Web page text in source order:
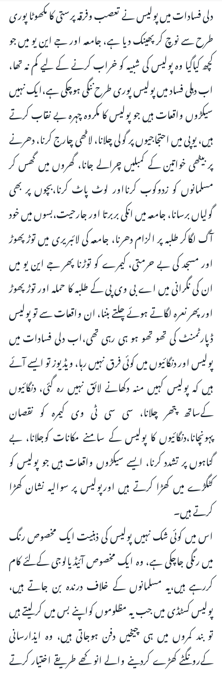
دلی فسادات میں پولیس نے تعصب وفرقہ پرستی کا مکھوٹا پوری
طرح سے نوچ کر پھینک دیا ہے، جامعہ اور جے این یو میں جو
کچھ کیاگیا وہ پولیس کی شبیہ کو خراب کرنے کے لیے کم نہ تھا،
اب دہلی فساد میں پولیس پوری طرح ننگی ہوچکی ہے،ایک نہیں
سیکڑوں واقعات ہیں جو پولیس کا مکروہ چہرہ بے نقاب کرتے
ہیں، یوپی میں احتجاجیوں پر گولی چلانا، لاٹھی چارج کرنا، دھرنے
پر بیٹھی خواتین کے کمبلیں چرالے جانا، گھروں میں گھس کر
مسلمانوں کو زدوکوب کرنااور لوٹ پاٹ کرنا،بچوں پر بھی
گولیاں برسانا، جامعہ میں انکی بربرتا اور جارحیت،بسوں میں خود
آگ لگاکر طلبہ پر الزام دھرنا، جامعہ کی لائبریری میں توڑ پھوڑ
اور مسجد کی بے حرمتی، کیمرے کو توڑنا پھر جے این یو میں
ان کی نگرانی میں اے بی وی پی کے طلبہ کا حملہ اور توڑ پھوڑ
اور پھر نعرہ لگاتے ہوئے چلتے بننا، ان واقعات سے تو پولیس
ڈپارٹمنٹ کی تھو تھو ہو ہی رہی تھی،اب دلی فسادات میں
پولیس اور دنگائیوں میں کوئی فرق نہیں رہا، ویڈیوز تو ایسے آئے
ہیں کہ پولیس کہیں منہ دکھانے لائق نہیں رہ گئی، دنگائیوں
کےساتھ پتھر چلانا، سی سی ٹی وی کیمرہ کو نقصان
پہونچانا،دنگائیوں کا پولیس کے سامنے مکانات کوجلانا، بے
گناہوں پر تشدد کرنا، ایسے سیکڑوں واقعات ہیں جو پولیس کو
کٹگڑے میں کھڑا کرتے ہیں اورپولیس پر سوالیہ نشان کھڑا
کرتے ہیں۔
اس میں کوئی شک نہیں پولیس کی ذہنیت ایک مخصوص رنگ
میں رنگی جاچکی ہے، وہ ایک مخصوص آئیڈیالوجی کےلئے کام
کررہے ہیں،یہ مسلمانوں کے خلاف درندہ بن جاتے ہیں،
پولیس کسٹڈی میں جب یہ مظلوموں کواپنے بس میں کرلیتے ہیں
تو بند کمروں میں ہی چیخیں دفن ہوجاتی ہیں، وہ ایذارسانی
کےرونگٹے کھڑے کردینے والے انوکھے طریقے اختیار کرتے